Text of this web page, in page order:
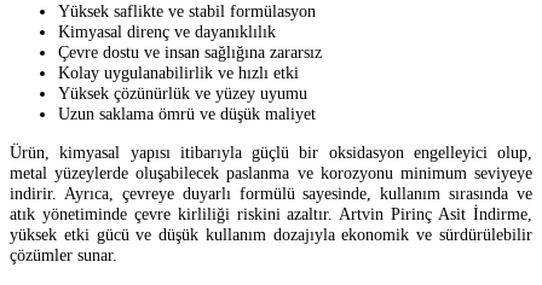
Yüksek saflikte ve stabil formülasyon
Kimyasal direnç ve dayanıklılık
Çevre dostu ve insan sağlığına zararsız
Kolay uygulanabilirlik ve hızlı etki
Yüksek çözünürlük ve yüzey uyumu
Uzun saklama ömrü ve düşük maliyet
Ürün, kimyasal yapısı itibarıyla güçlü bir oksidasyon engelleyici olup,
metal yüzeylerde oluşabilecek paslanma ve korozyonu minimum seviyeye
indirir. Ayrıca, çevreye duyarlı formülü sayesinde, kullanım sırasında ve
atık yönetiminde çevre kirliliği riskini azaltır. Artvin Pirinç Asit İndirme,
yüksek etki gücü ve düşük kullanım dozajıyla ekonomik ve sürdürülebilir
çözümler sunar.